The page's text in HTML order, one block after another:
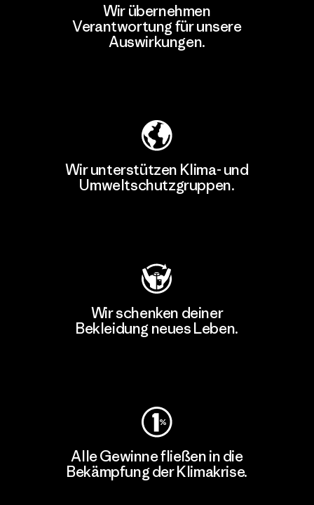
Wir übernehmen
Verantwortung für unsere
Auswirkungen.
Wir unterstützen Klima- und
Umweltschutzgruppen.
Wir schenken deiner
Bekleidung neues Leben.
Alle Gewinne fließen in die
Bekämpfung der Klimakrise.